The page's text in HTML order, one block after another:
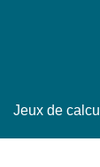
Jeux de calcul